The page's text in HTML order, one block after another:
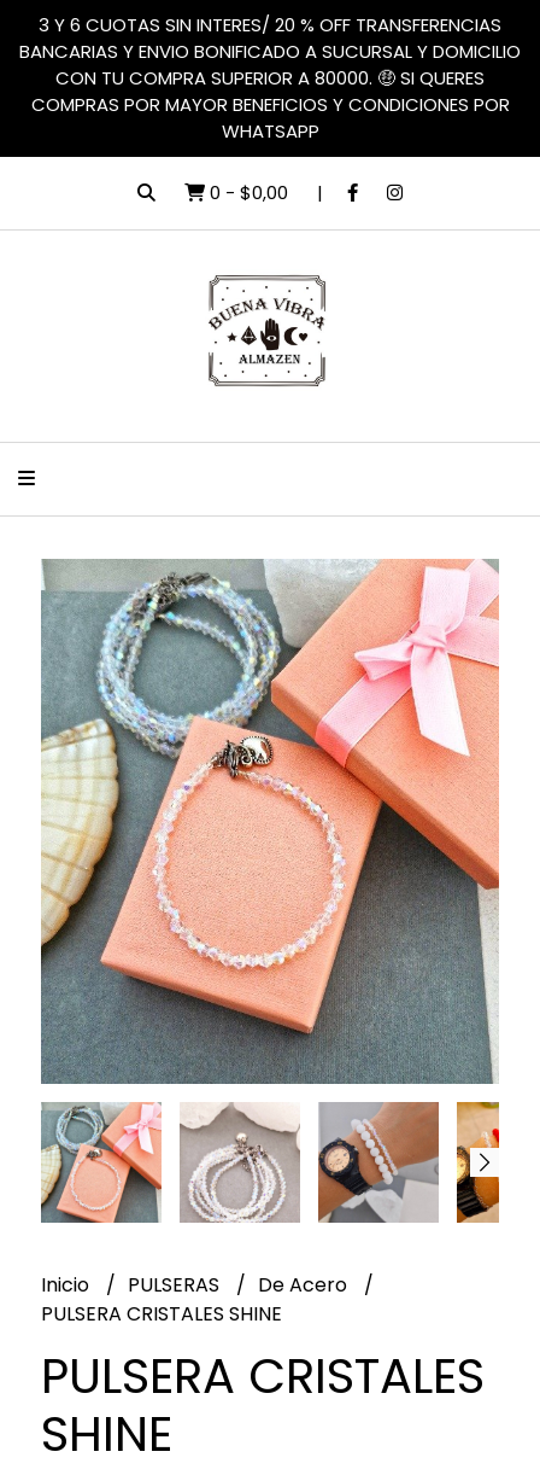
3 Y 6 CUOTAS SIN INTERES/ 20 % OFF TRANSFERENCIAS
BANCARIAS Y ENVIO BONIFICADO A SUCURSAL Y DOMICILIO
CON TU COMPRA SUPERIOR A 80000. 🤑 SI QUERES
COMPRAS POR MAYOR BENEFICIOS Y CONDICIONES POR
WHATSAPP
0 - $0,00
Inicio PULSERAS
De Acero
PULSERA CRISTALES SHINE
PULSERA CRISTALES
SHINE